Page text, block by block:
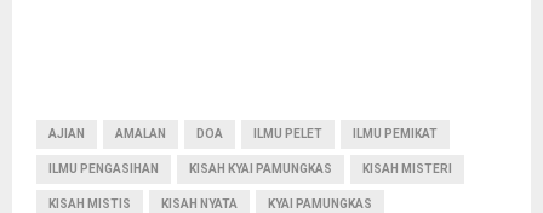
AJIAN AMALAN DOA ILMU PELET ILMU PEMIKAT
ILMU PENGASIHAN KISAH KYAI PAMUNGKAS KISAH MISTERI
KISAH MISTIS KISAH NYATA KYAI PAMUNGKAS